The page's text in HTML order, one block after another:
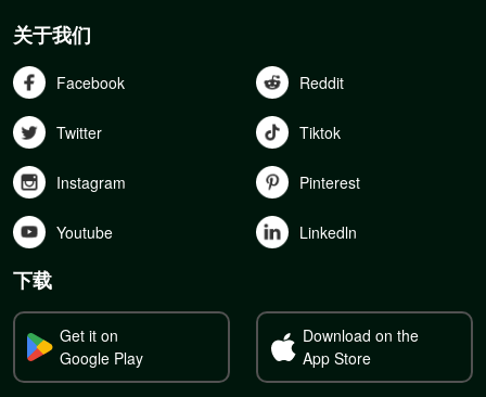
关于我们
Facebook Reddit
Twitter Tiktok
Instagram Pinterest
Youtube Linkedln
下载
Get it on
Google Play
Download on the
App Store